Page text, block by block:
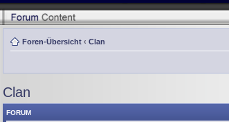
Foren-Übersicht ‹ Clan
Clan
FORUM